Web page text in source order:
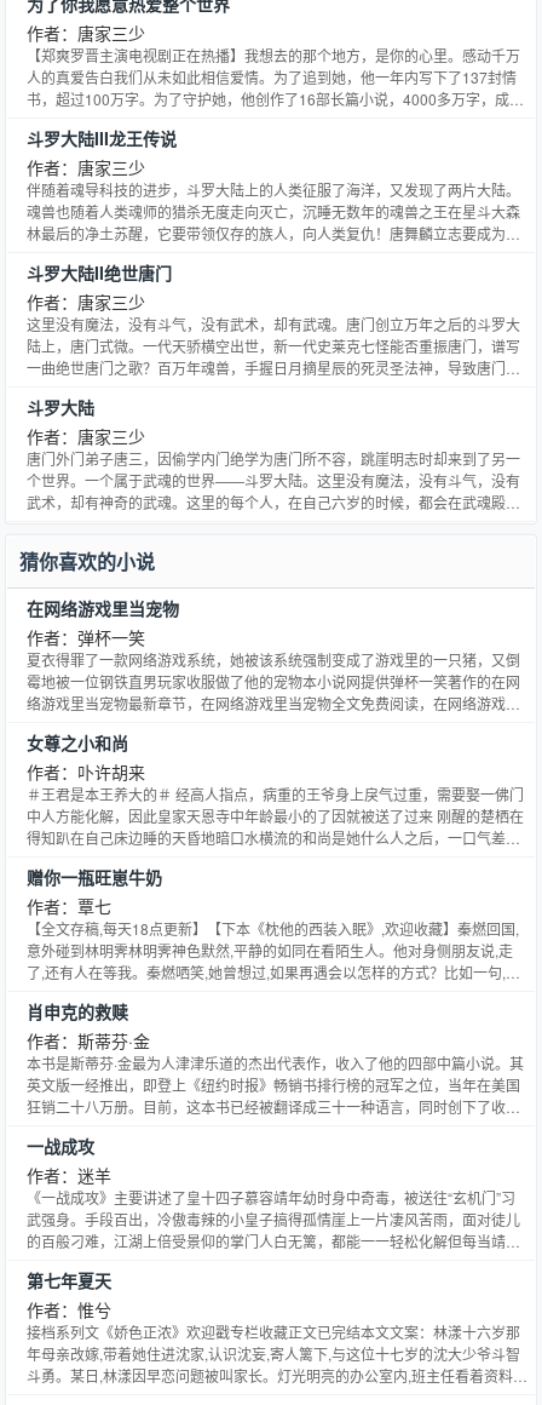
里画一条底线。·一生所爱，谁都希望有一个。但是在这纷纷扰扰，混杂了各种
欲念的红尘之中，一生所爱何其难寻也。爱也好，恨也罢，都是经历。
作者：唐家三少
【郑爽罗晋主演电视剧正在热播】我想去的那个地方，是你的心里。感动千万
人的真爱告白我们从未如此相信爱情。为了追到她，他一年内写下了137封情
书，超过100万字。为了守护她，他创作了16部长篇小说，4000多万字，成就
在书中完整披露了他从失业青年到明星作家的逆袭之路。磅礴而又深邃的感
情，流畅而又通俗的文笔，自强不息奋力拼搏的情怀，为读者奉上了一部充满
正能量的感人肺腑的励志爱情故事。
斗罗大陆III龙王传说
作者：唐家三少
伴随着魂导科技的进步，斗罗大陆上的人类征服了海洋，又发现了两片大陆。
魂兽也随着人类魂师的猎杀无度走向灭亡，沉睡无数年的魂兽之王在星斗大森
林最后的净土苏醒，它要带领仅存的族人，向人类复仇！唐舞麟立志要成为一
们的龙王传说，将由此开始。
斗罗大陆II绝世唐门
作者：唐家三少
这里没有魔法，没有斗气，没有武术，却有武魂。唐门创立万年之后的斗罗大
陆上，唐门式微。一代天骄横空出世，新一代史莱克七怪能否重振唐门，谱写
一曲绝世唐门之歌？百万年魂兽，手握日月摘星辰的死灵圣法神，导致唐门衰
门能否重现辉煌，一切尽在绝世唐门！
斗罗大陆
作者：唐家三少
唐门外门弟子唐三，因偷学内门绝学为唐门所不容，跳崖明志时却来到了另一
个世界。一个属于武魂的世界——斗罗大陆。这里没有魔法，没有斗气，没有
武术，却有神奇的武魂。这里的每个人，在自己六岁的时候，都会在武魂殿中
大也是最重要的职业——魂师。当唐门暗器来到斗罗大陆，当唐三武魂觉醒。
他能否在这片武魂的世界重塑唐门辉煌？
猜你喜欢的小说
在网络游戏里当宠物
作者：弹杯一笑
夏衣得罪了一款网络游戏系统，她被该系统强制变成了游戏里的一只猪，又倒
霉地被一位钢铁直男玩家收服做了他的宠物本小说网提供弹杯一笑著作的在网
络游戏里当宠物最新章节，在网络游戏里当宠物全文免费阅读，在网络游戏里
女尊之小和尚
作者：卟许胡来
＃王君是本王养大的＃ 经高人指点，病重的王爷身上戾气过重，需要娶一佛门
中人方能化解，因此皇家天恩寺中年龄最小的了因就被送了过来 刚醒的楚栖在
得知趴在自己床边睡的天昏地暗口水横流的和尚是她什么人之后，一口气差点
空，空即是色。” —————— 重活一生，楚栖步步为营一心复仇，却在一次
晕厥之后遇到了她人生中最大的变数，一枚话唠的和尚_(:зゝ∠)_ 本文将于5月
17号入v，文章不长，还望有余粮的地主们投喂【鞠躬感谢】 乖张毒舌腹黑王
爷vs小话唠傻白甜和尚 没错，是养成文，依旧甜宠，1V1 sc 没商量 1、文中所
有的阴谋阳谋均来自作者的蠢大脑，别较真 2、不值得考据，别因为这个气着
女尊之小和尚最新章节，女尊之小和尚全文免费阅读，女尊之小和尚无弹窗清
爽阅读体验！
赠你一瓶旺崽牛奶
作者：覃七
【全文存稿,每天18点更新】【下本《枕他的西装入眠》,欢迎收藏】秦燃回国,
意外碰到林明霁林明霁神色默然,平静的如同在看陌生人。他对身侧朋友说,走
了,还有人在等我。秦燃哂笑,她曾想过,如果再遇会以怎样的方式？比如一句,好
就没在意过她。事隔经年,就连幻想,都显得自作多情。/上学时林明霁是学神,从
了商同样风生水起明明长着一张桃花泛滥的脸,却开不出一朵桃花,真是稀奇只有
好友徐晋知道,曾有一朵对他始乱终弃的桃花秦燃一回国,林明霁果然再次沦陷。
徐晋,你都惦记人三四年了,还没弄到手。而我呢,娃都两岁了,你不嫌累啊。林明
霁轻飘飘扫他一眼,没说话。徐晋,……你有话直说。林明霁,两岁很了不起吗？
国大杀四方黑天鹅珠宝师X偷偷当忠犬金融霸总完结文见专栏,专栏求个收藏,笔
芯~———————下本《枕他的西装入眠》作者专栏可收藏未婚夫戚程意外
去世,只留给苏溪两样东西：一套房还在上大学的戚妄/我们谈谈吧。这是那天早
上,苏溪醒来对戚妄说的第一句话。无论往后多少年,我无名指的戒指都不会摘。
就算这样你也接受吗？戚妄沉默片刻,嗓音低沉平缓,是！好,那我们结婚吧。/学
霸兼校草的戚妄,刚进大学便引起轰动。同学直播游戏,他意外入镜,至此被迫成
为长期特邀嘉宾。名气大的,连主持圈都听闻了。主持人同事看到神颜出现,激动
喊,啊啊啊快看,好帅的男大生。苏溪无奈抬头,这一看便愣住了。同事还在哇塞,
现在男大都这么文艺？ID好苏啊【你是我的溪望】同事嚎半天,见苏溪没反应,不
觉得苏吗？苏溪,应该……是打错字吧。后来某夜,打盹中的苏溪,感觉唇被亲
了。害怕被她发现般,吻轻且柔,一下一下。>原来,不是打错字
肖申克的救赎
作者：斯蒂芬·金
本书是斯蒂芬·金最为人津津乐道的杰出代表作，收入了他的四部中篇小说。其
英文版一经推出，即登上《纽约时报》畅销书排行榜的冠军之位，当年在美国
狂销二十八万册。目前，这本书已经被翻译成三十一种语言，同时创下了收录
获奥斯卡奖七项提名、被称为电影史上最完美影片的《肖申克的救赎》（又译
《刺激一九九五》）。这部小说展现了斯蒂芬·金于擅长的惊悚题材之外的过人
功力。书中的另两篇小说《纳粹高徒》与《尸体》拍成电影后也赢得了极佳的
口碑。其中《尸体》还被视为斯蒂芬·金最具自传色彩的作品。
一战成攻
作者：迷羊
《一战成攻》主要讲述了皇十四子慕容靖年幼时身中奇毒，被送往“玄机门”习
武强身。手段百出，冷傲毒辣的小皇子搞得孤情崖上一片凄风苦雨，面对徒儿
的百般刁难，江湖上倍受景仰的掌门人白无篱，都能一一轻松化解但每当靖儿
言语徒儿火热的拥抱让师徒之情骤然变调！师父，你还能往哪里逃？你的身和
心，才是本王今生唯一的解药。
第七年夏天
作者：惟兮
接档系列文《娇色正浓》欢迎戳专栏收藏正文已完结本文文案：林漾十六岁那
年母亲改嫁,带着她住进沈家,认识沈妄,寄人篱下,与这位十七岁的沈大少爷斗智
斗勇。某日,林漾因早恋问题被叫家长。灯光明亮的办公室内,班主任看着资料档